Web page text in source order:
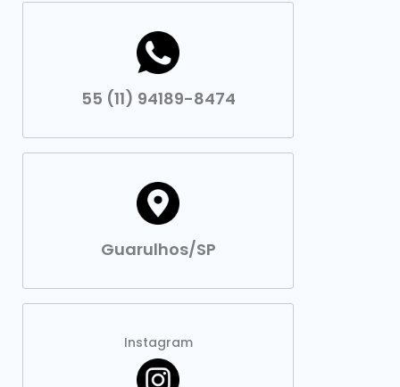
55 (11) 94189-8474
Guarulhos/SP
Instagram